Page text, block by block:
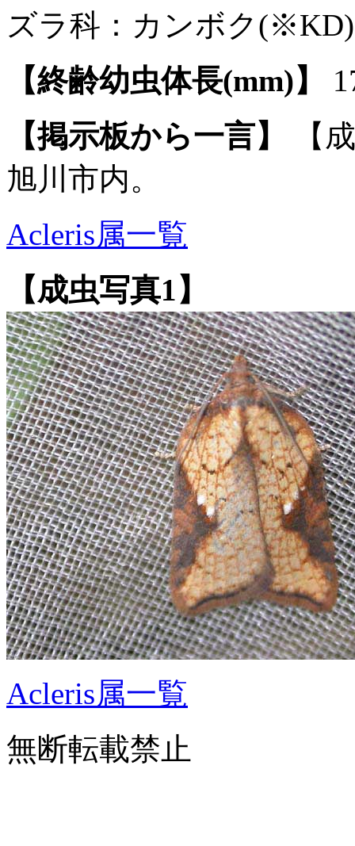
ズラ科：カンボク
【終齢幼虫体長(mm)】
【掲示板から一言】
【
旭川市内。
Acleris属一覧
【成虫写真1】
Acleris属一覧
無断転載禁止